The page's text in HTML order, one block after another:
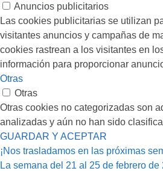
Anuncios publicitarios
Las cookies publicitarias se utilizan
visitantes anuncios y campañas de
cookies rastrean a los visitantes en
información para proporcionar
Otras
Otras
Otras cookies no categorizadas son
analizadas y aún no han sido
GUARDAR Y ACEPTAR
¡Nos trasladamos en las próximas
La semana del 21 al 25 de febrero